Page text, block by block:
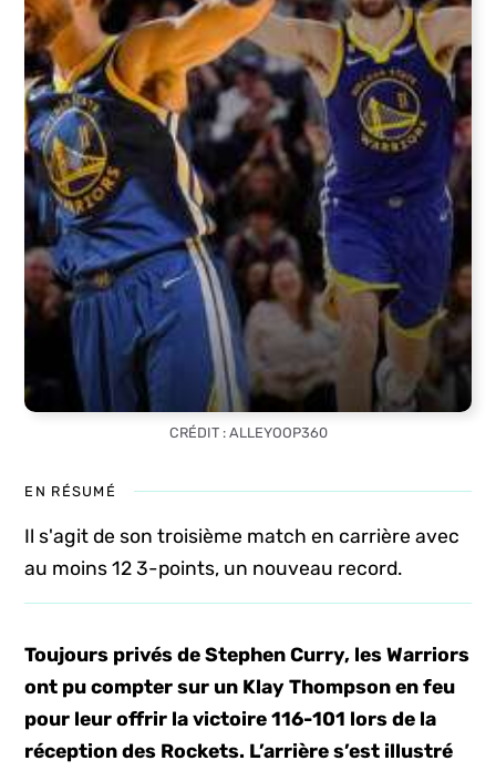
CRÉDIT : ALLEYOOP360
EN RÉSUMÉ
Il s'agit de son troisième match en carrière avec
au moins 12 3-points, un nouveau record.
Toujours privés de Stephen Curry, les Warriors
ont pu compter sur un Klay Thompson en feu
pour leur offrir la victoire 116-101 lors de la
réception des Rockets. L’arrière s’est illustré